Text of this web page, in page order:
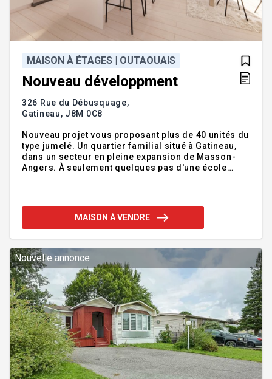
MAISON À ÉTAGES | OUTAOUAIS
Nouveau développment
326 Rue du Débusquage,
Gatineau, J8M 0C8
Nouveau projet vous proposant plus de 40 unités du
type jumelé. Un quartier familial situé à Gatineau,
dans un secteur en pleine expansion de Masson-
Angers. À seulement quelques pas d'une école
seulement quelques pas de votre propriété. Un bel
investissement pour 1ere propriété, famille ou futur
distinction ! De fière allure, cette remarquable p
MAISON À VENDRE
Nouvelle annonce